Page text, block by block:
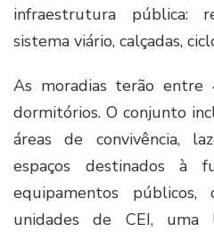
infraestrutura pública:
sistema viário, calçadas,
As moradias terão
dormitórios. O conjunto
áreas de convivência,
espaços destinados à
equipamentos
unidades de CEI,